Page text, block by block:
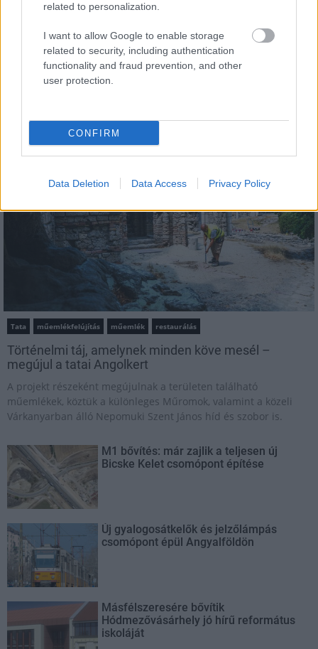
related to personalization.
I want to allow Google to enable storage
related to security, including authentication
functionality and fraud prevention, and other
user protection.
CONFIRM
Data Deletion Data Access Privacy Policy
Tata műemlékfelújítás műemlék restaurálás
Történelmi táj, amelynek minden köve mesél –
megújul a tatai Angolkert
A projekt részeként megújulnak a területen található
műemlékek, köztük a különleges Műromok, valamint a közeli
Várkanyarban álló Nepomuki Szent János híd és szobor is.
M1 bővítés: már zajlik a teljesen új
Bicske Kelet csomópont építése
Új gyalogosátkelők és jelzőlámpás
csomópont épül Angyalföldön
Másfélszeresére bővítik
Hódmezővásárhely jó hírű református
iskoláját